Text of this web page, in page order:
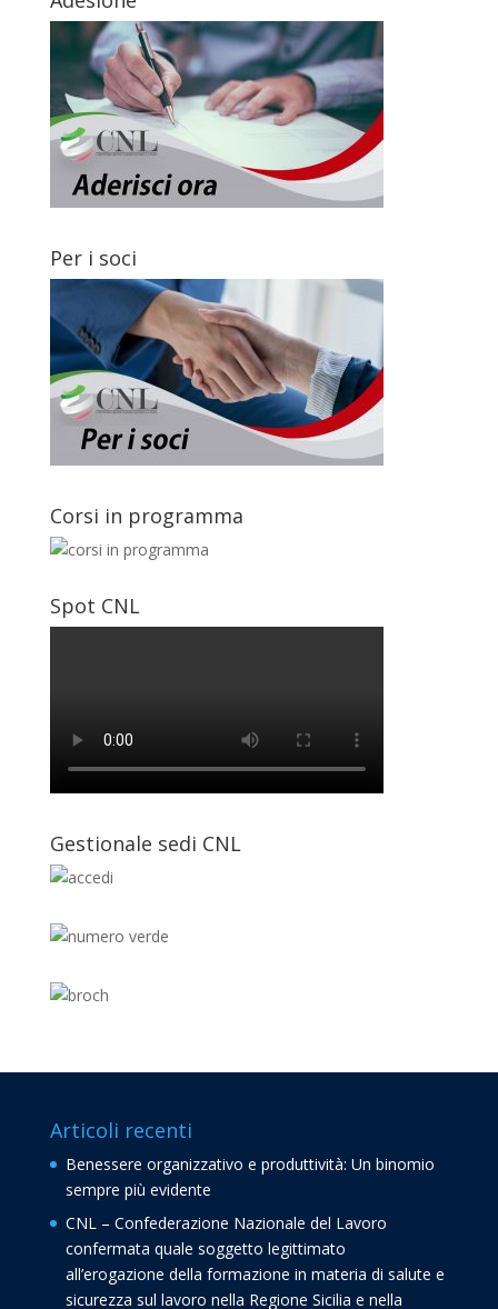
Per i soci
Corsi in programma
Spot CNL
Gestionale sedi CNL
Articoli recenti
Benessere organizzativo e produttività: Un binomio
sempre più evidente
CNL – Confederazione Nazionale del Lavoro
confermata quale soggetto legittimato
all’erogazione della formazione in materia di salute e
sicurezza sul lavoro nella Regione Sicilia e nella